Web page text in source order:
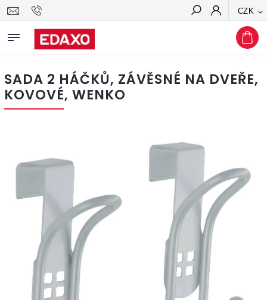
CZK
Hledat
SADA 2 HÁČKŮ, ZÁVĚSNÉ NA DVEŘE,
KOVOVÉ, WENKO